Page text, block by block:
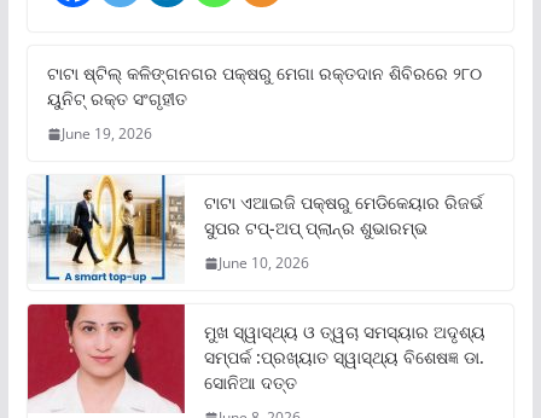
ଟାଟା ଷ୍ଟିଲ୍‌ କଳିଙ୍ଗନଗର ପକ୍ଷରୁ ମେଗା ରକ୍ତଦାନ ଶିବିରରେ ୨୮୦
ୟୁନିଟ୍‌ ରକ୍ତ ସଂଗୃହୀତ
June 19, 2026
ଟାଟା ଏଆଇଜି ପକ୍ଷରୁ ମେଡିକେୟାର ରିଜର୍ଭ
ସୁପର ଟପ୍‌-ଅପ୍ ପ୍ଲାନ୍‌ର ଶୁଭାରମ୍ଭ
June 10, 2026
ମୁଖ ସ୍ୱାସ୍ଥ୍ୟ ଓ ତ୍ୱଚା ସମସ୍ୟାର ଅଦୃଶ୍ୟ
ସମ୍ପର୍କ :ପ୍ରଖ୍ୟାତ ସ୍ୱାସ୍ଥ୍ୟ ବିଶେଷଜ୍ଞ ଡା.
ସୋନିଆ ଦତ୍ତ